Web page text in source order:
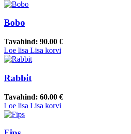
Bobo
Tavahind: 90.00 €
Loe lisa Lisa korvi
Rabbit
Tavahind: 60.00 €
Loe lisa Lisa korvi